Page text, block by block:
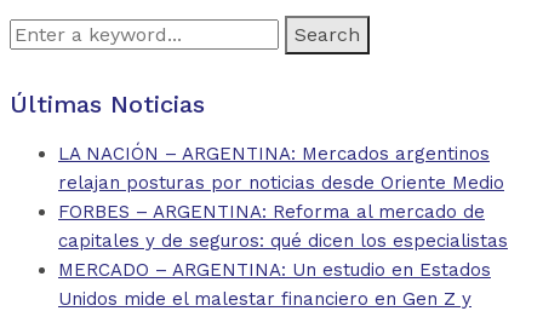
Search
Últimas Noticias
LA NACIÓN – ARGENTINA: Mercados argentinos
relajan posturas por noticias desde Oriente Medio
FORBES – ARGENTINA: Reforma al mercado de
capitales y de seguros: qué dicen los especialistas
MERCADO – ARGENTINA: Un estudio en Estados
Unidos mide el malestar financiero en Gen Z y